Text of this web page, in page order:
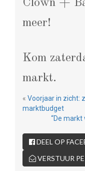
Clown +
meer!
Kom
markt.
« Voorjaar in zicht:
marktbudget
“De markt
DEEL OP
VERSTUUR